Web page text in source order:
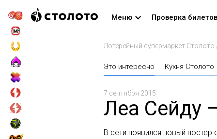
Меню Проверка билетов
Лотерейный супермаркет Столото
Это интересно Кухня Столото
7 сентября 2015
Леа Сейду
В cети появился новый